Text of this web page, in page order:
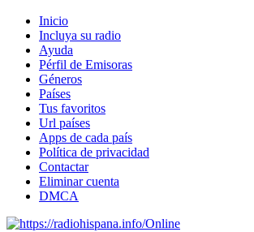
Inicio
Incluya su radio
Ayuda
Pérfil de Emisoras
Géneros
Países
Tus favoritos
Url países
Apps de cada país
Política de privacidad
Contactar
Eliminar cuenta
DMCA
Online